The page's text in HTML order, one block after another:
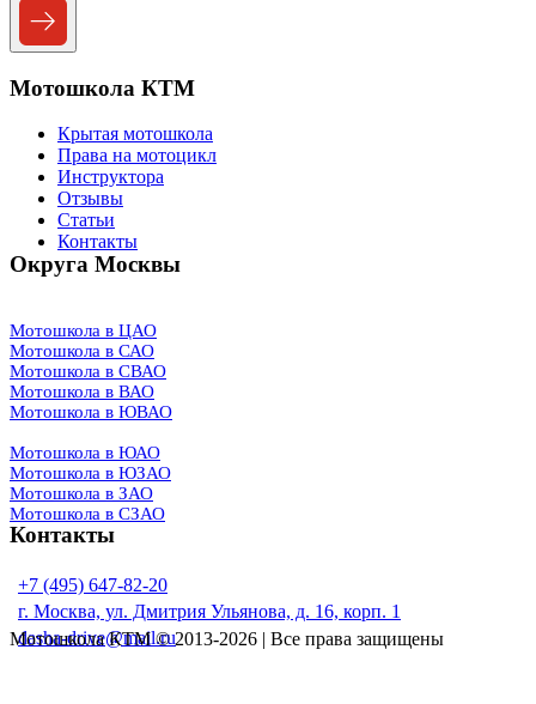
Мотошкола КТМ
Крытая мотошкола
Права на мотоцикл
Инструктора
Отзывы
Статьи
Контакты
Округа Москвы
Мотошкола в ЦАО
Мотошкола в САО
Мотошкола в СВАО
Мотошкола в ВАО
Мотошкола в ЮВАО
Мотошкола в ЮАО
Мотошкола в ЮЗАО
Мотошкола в ЗАО
Мотошкола в СЗАО
Контакты
+7 (495) 647-82-20
г. Москва, ул. Дмитрия Ульянова, д. 16, корп. 1
dasha-drive@mail.ru
Мотошкола КТМ © 2013-2026 | Все права защищены